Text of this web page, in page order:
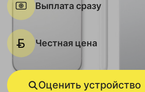
Выплата сразу
Честная цена
Оценить устройство